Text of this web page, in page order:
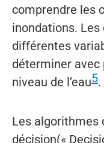
comprendre les
inondations.
différentes
déterminer avec
niveau de l’eau5.
Les algorithmes
décision(«